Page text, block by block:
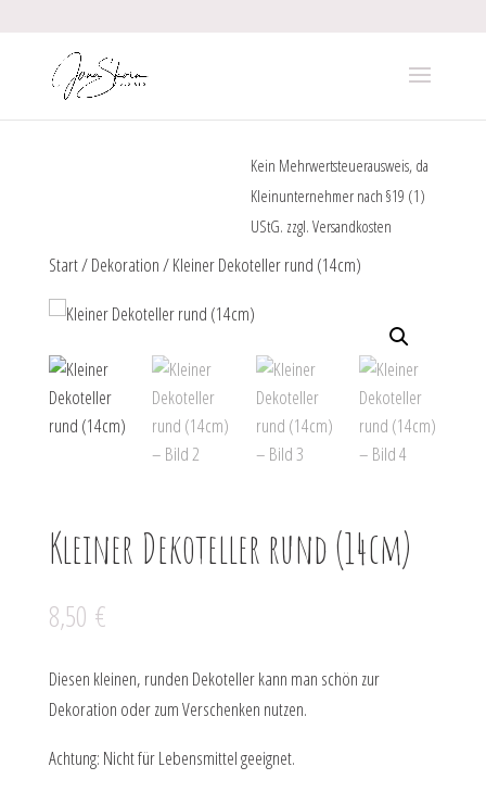
Kein Mehrwertsteuerausweis, da
Kleinunternehmer nach §19 (1)
UStG. zzgl.Versandkosten
Start/Dekoration/ Kleiner Dekoteller rund (14cm)
Kleiner Dekoteller rund (14cm)
8,50 €
Diesen kleinen, runden Dekoteller kann man schön zur
Dekoration oder zum Verschenken nutzen.
Achtung: Nicht für Lebensmittel geeignet.